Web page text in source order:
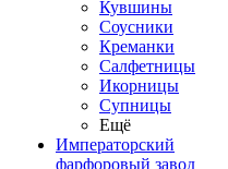
Кувшины
Соусники
Креманки
Салфетницы
Икорницы
Супницы
Ещё
Императорский
фарфоровый завод